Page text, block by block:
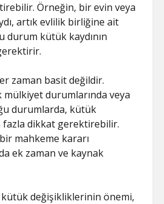
Örneğin, bir evin veya
artık evlilik birliğine ait
durum kütük kaydının
zaman basit değildir.
mülkiyet durumlarında veya
durumlarda, kütük
fazla dikkat gerektirebilir.
mahkeme kararı
ek zaman ve kaynak
kütük değişikliklerinin önemi,